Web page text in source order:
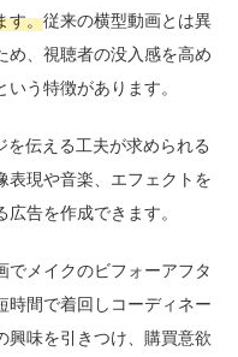
す。従来の横型動画とは異
め、視聴者の没入感を高め
う特徴があります。
を伝える工夫が求められる
表現や音楽、エフェクトを
告を作成できます。
メイクのビフォーアフタ
時間で着回しコーディネー
興味を引きつけ、購買意欲